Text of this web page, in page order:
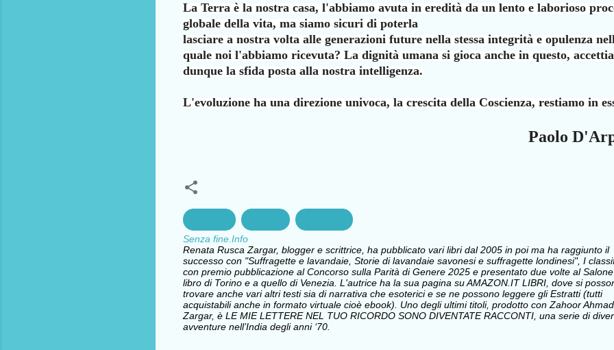
La Terra è la nostra casa, l'abbiamo avuta in eredità da un lento e laborioso
globale della vita, ma siamo sicuri di poterla
lasciare a nostra volta alle generazioni future nella stessa integrità e opulenza
quale noi l'abbiamo ricevuta? La dignità umana si gioca anche in questo,
dunque la sfida posta alla nostra intelligenza.
L'evoluzione ha una direzione univoca, la crescita della Coscienza, restiamo in
Paolo
Senza fine.Info
Renata Rusca Zargar, blogger e scrittrice, ha pubblicato vari libri dal 2005 in poi ma ha raggiunto il
successo con "Suffragette e lavandaie, Storie di lavandaie savonesi e suffragette londinesi", I
con premio pubblicazione al Concorso sulla Parità di Genere 2025 e presentato due volte al
libro di Torino e a quello di Venezia. L'autrice ha la sua pagina su AMAZON.IT LIBRI, dove si
trovare anche vari altri testi sia di narrativa che esoterici e se ne possono leggere gli Estratti (tutti
acquistabili anche in formato virtuale cioè ebook). Uno degli ultimi titoli, prodotto con Zahoor Ahmad
Zargar, è LE MIE LETTERE NEL TUO RICORDO SONO DIVENTATE RACCONTI, una serie di
avventure nell’India degli anni ‘70.